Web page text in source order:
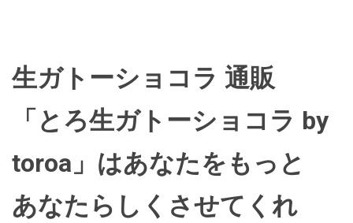
生ガトーショコラ 通販
「とろ生ガトーショコラ by
toroa」はあなたをもっと
あなたらしくさせてくれ